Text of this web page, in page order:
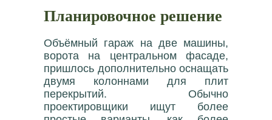
Планировочное решение
Объёмный гараж на две машины,
ворота на центральном фасаде,
пришлось дополнительно оснащать
двумя колоннами для плит
перекрытий. Обычно
проектировщики ищут более